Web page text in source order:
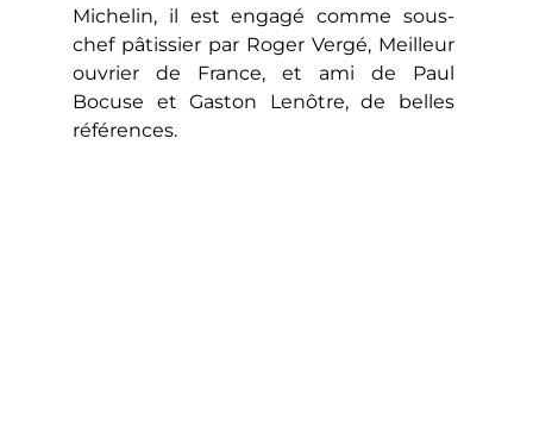
Michelin, il est engagé comme sous-
chef pâtissier par Roger Vergé, Meilleur
ouvrier de France, et ami de Paul
Bocuse et Gaston Lenôtre, de belles
références.